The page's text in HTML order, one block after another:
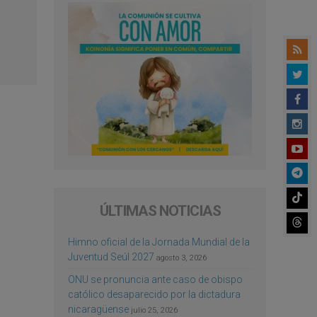
ÚLTIMAS NOTICIAS
Himno oficial de la Jornada Mundial de la
Juventud Seúl 2027 agosto 3, 2026
ONU se pronuncia ante caso de obispo
católico desaparecido por la dictadura
nicaragüense julio 25, 2026